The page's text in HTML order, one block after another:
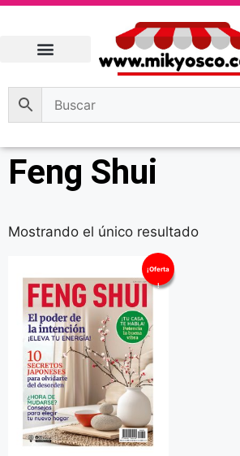
Feng Shui
Mostrando el único resultado
¡Oferta
!